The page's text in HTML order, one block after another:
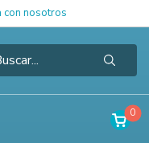
con nosotros
0